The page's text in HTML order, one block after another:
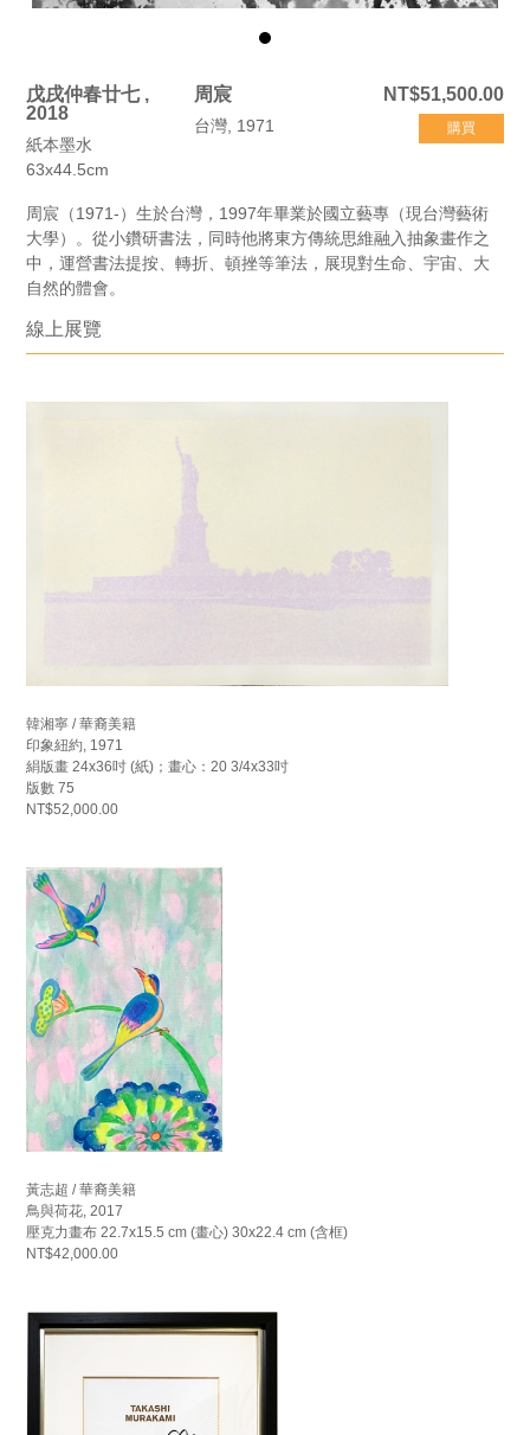
戊戌仲春廿七 ,
2018
紙本墨水
63x44.5cm
周宸
台灣, 1971
NT$51,500.00
購買
周宸（1971-）生於台灣，1997年畢業於國立藝專（現台灣藝術
大學）。從小鑽研書法，同時他將東方傳統思維融入抽象畫作之
中，運營書法提按、轉折、頓挫等筆法，展現對生命、宇宙、大
自然的體會。
線上展覽
韓湘寧 / 華裔美籍
印象紐約, 1971
絹版畫 24x36吋 (紙)；畫心：20 3/4x33吋
版數 75
NT$52,000.00
黃志超 / 華裔美籍
鳥與荷花, 2017
壓克力畫布 22.7x15.5 cm (畫心) 30x22.4 cm (含框)
NT$42,000.00